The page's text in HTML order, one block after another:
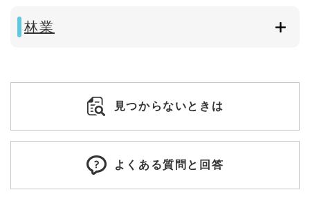
林業
見つからないときは
よくある質問と回答